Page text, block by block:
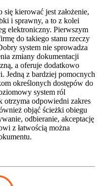
kierować jest założenie,
i sprawny, a to z kolei
elektroniczny. Pierwszym
do takiego stanu rzeczy
system nie sprowadza
zmiany dokumentacji
a oferuje dodatkowo
Jedną z bardziej pomocnych
określonych dostępów do
system ról
otrzyma odpowiedni zakres
objąć ścieżki obiegu
odbieranie, akceptację
z łatwością można